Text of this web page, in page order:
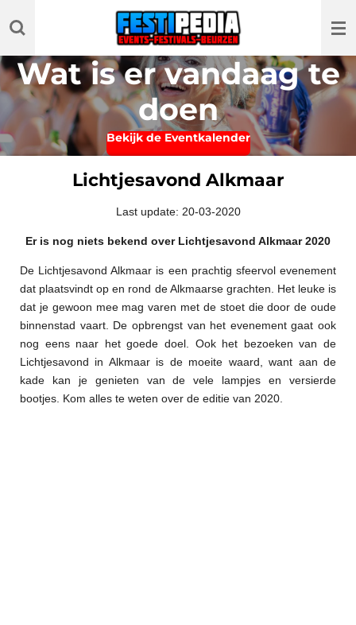
direct
de
hoofdinhoud
Wat is er vandaag te
doen
Bekijk de Eventkalender
Lichtjesavond Alkmaar
Last update: 20-03-2020
Er is nog niets bekend over Lichtjesavond Alkmaar 2020
De Lichtjesavond Alkmaar is een prachtig sfeervol evenement
dat plaatsvindt op en rond de Alkmaarse grachten. Het leuke is
dat je gewoon mee mag varen met de stoet die door de oude
binnenstad vaart. De opbrengst van het evenement gaat ook
nog eens naar het goede doel. Ook het bezoeken van de
Lichtjesavond in Alkmaar is de moeite waard, want aan de
kade kan je genieten van de vele lampjes en versierde
bootjes. Kom alles te weten over de editie van 2020.